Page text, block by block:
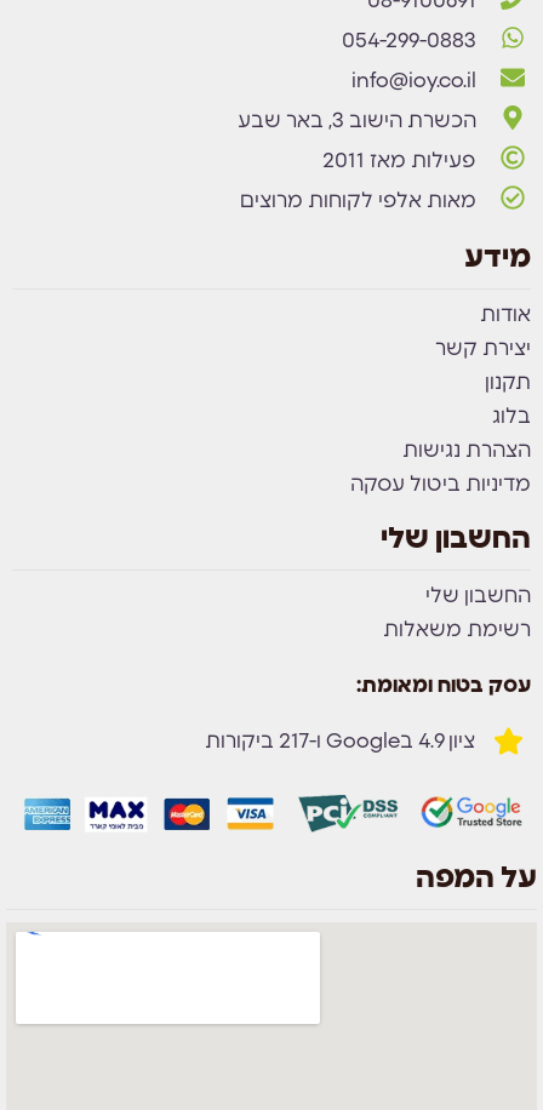
054-299-0883
info@ioy.co.il
הכשרת הישוב 3, באר שבע
פעילות מאז 2011
מאות אלפי לקוחות מרוצים
מידע
אודות
יצירת קשר
תקנון
בלוג
הצהרת נגישות
מדיניות ביטול עסקה
החשבון שלי
החשבון שלי
רשימת משאלות
עסק בטוח ומאומת:
ציון 4.9 בGoogle ו-217 ביקורות
על המפה